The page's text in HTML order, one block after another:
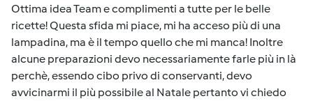
Ottima idea Team e complimenti a tutte per le belle
ricette! Questa sfida mi piace, mi ha acceso più di una
lampadina, ma è il tempo quello che mi manca! Inoltre
alcune preparazioni devo necessariamente farle più in là
perchè, essendo cibo privo di conservanti, devo
avvicinarmi il più possibile al Natale pertanto vi chiedo